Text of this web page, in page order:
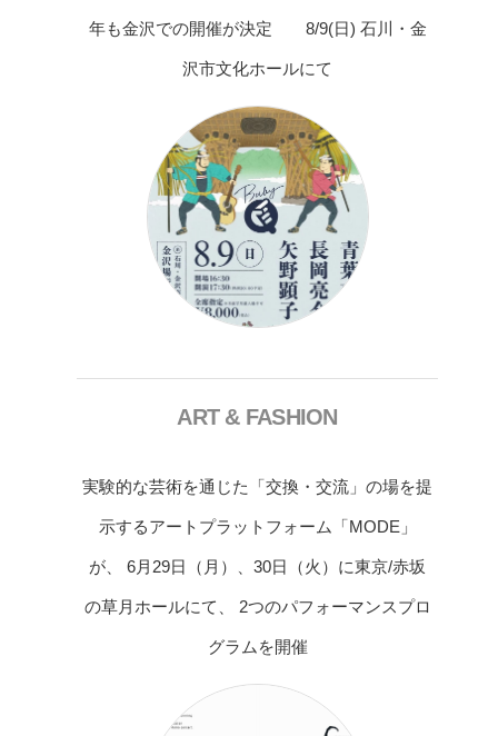
年も金沢での開催が決定 8/9(日) 石川・金
沢市文化ホールにて
ART & FASHION
実験的な芸術を通じた「交換・交流」の場を提
示するアートプラットフォーム「MODE」
が、 6月29日（月）、30日（火）に東京/赤坂
の草月ホールにて、 2つのパフォーマンスプロ
グラムを開催